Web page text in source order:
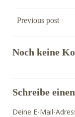
Post
Previous post
Noch keine
Schreibe
Deine E-Mail-